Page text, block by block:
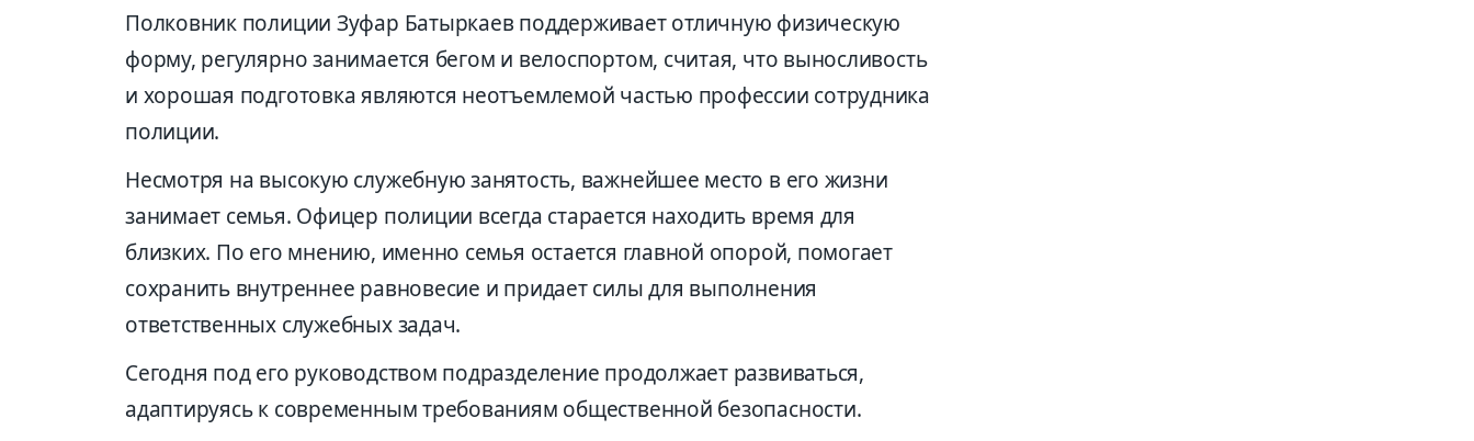
Полковник полиции Зуфар Батыркаев поддерживает отличную физическую
форму, регулярно занимается бегом и велоспортом, считая, что выносливость
и хорошая подготовка являются неотъемлемой частью профессии сотрудника
полиции.
Несмотря на высокую служебную занятость, важнейшее место в его жизни
занимает семья. Офицер полиции всегда старается находить время для
близких. По его мнению, именно семья остается главной опорой, помогает
сохранить внутреннее равновесие и придает силы для выполнения
ответственных служебных задач.
Сегодня под его руководством подразделение продолжает развиваться,
адаптируясь к современным требованиям общественной безопасности.